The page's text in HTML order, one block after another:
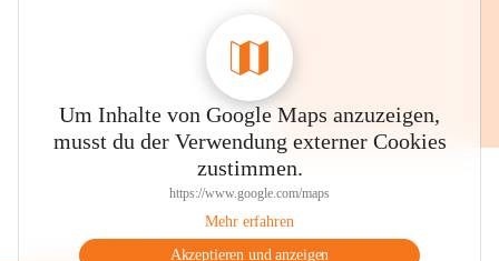
Um Inhalte von Google Maps anzuzeigen,
musst du der Verwendung externer Cookies
zustimmen.
https://www.google.com/maps
Mehr erfahren
Akzeptieren und anzeigen